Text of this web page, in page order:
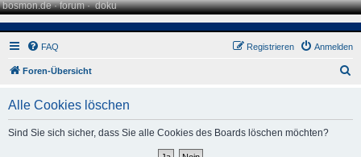
bosmon.de·forum·doku
FAQ Anmelden
Registrieren
Foren-Übersicht
Alle Cookies löschen
Sind Sie sich sicher, dass Sie alle Cookies des Boards löschen möchten?